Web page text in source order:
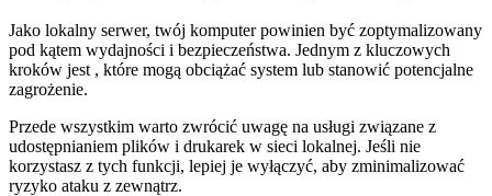
Jako lokalny serwer, twój ‍komputer ⁤powinien być zoptymalizowany
pod ‌kątem wydajności i bezpieczeństwa.‍ Jednym z ⁤kluczowych
kroków jest , które⁤ mogą obciążać system lub stanowić potencjalne
zagrożenie.
Przede wszystkim warto zwrócić uwagę na usługi związane z
udostępnianiem plików i drukarek w⁣ sieci lokalnej.⁢ Jeśli nie
korzystasz⁣ z tych​ funkcji, lepiej je‍ wyłączyć, aby zminimalizować
ryzyko ataku z zewnątrz.